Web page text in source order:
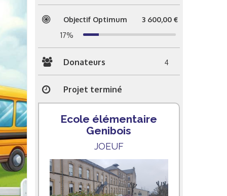
Objectif Optimum 3 600,00 €
17%
Donateurs 4
Projet terminé
Ecole élémentaire
Genibois
JOEUF